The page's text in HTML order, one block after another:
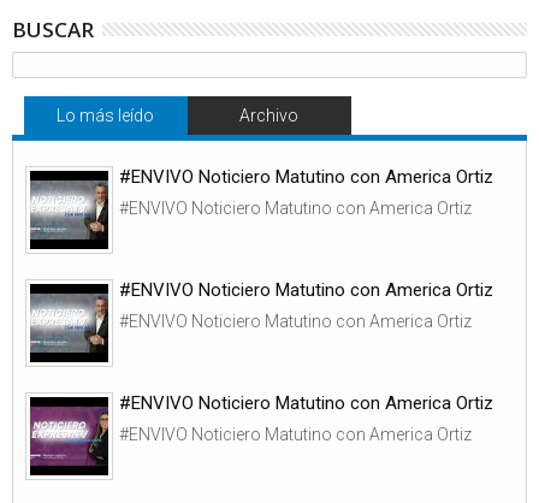
BUSCAR
Lo más leído Archivo
#ENVIVO Noticiero Matutino con America Ortiz
#ENVIVO Noticiero Matutino con America Ortiz
#ENVIVO Noticiero Matutino con America Ortiz
#ENVIVO Noticiero Matutino con America Ortiz
#ENVIVO Noticiero Matutino con America Ortiz
#ENVIVO Noticiero Matutino con America Ortiz